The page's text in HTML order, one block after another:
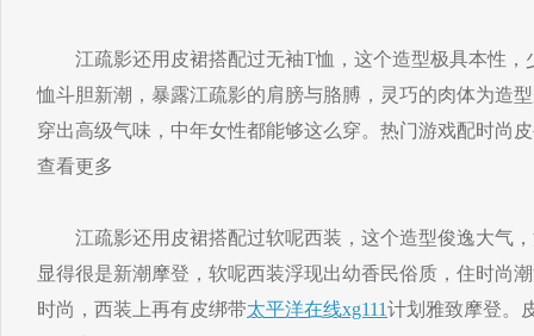
江疏影还用皮裙搭配过无袖T恤，这个造型极具本性，
恤斗胆新潮，暴露江疏影的肩膀与胳膊，灵巧的肉体为造
穿出高级气味，中年女性都能够这么穿。热门游戏配时尚
查看更多
江疏影还用皮裙搭配过软呢西装，这个造型俊逸大气，
显得很是新潮摩登，软呢西装浮现出幼香民俗质，住时尚
时尚，西装上再有皮绑带太平洋在线xg111计划雅致摩登。